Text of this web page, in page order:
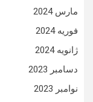
مارس 2024
فوریه 2024
ژانویه 2024
دسامبر 2023
نوامبر 2023